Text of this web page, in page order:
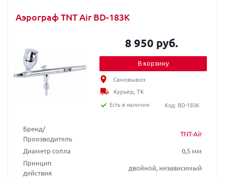
Аэрограф TNT Air BD-183K
Бренд/
Производитель
TNT-Air
Диаметр сопла
0,5 мм
Принцип
действия
двойной, независимый
8 950 руб.
В корзину
Самовывоз
Курьер, ТК
Есть в наличии
Код: BD-183K